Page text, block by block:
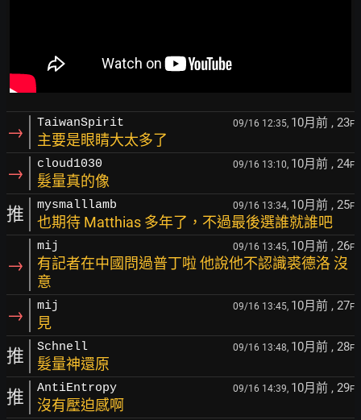
→ TaiwanSpirit 09/16 12:35, 10月前 , 23F
主要是眼睛大太多了
→ cloud1030 09/16 13:10, 10月前 , 24F
髮量真的像
推 mysmalllamb 09/16 13:34, 10月前 , 25F
也期待 Matthias 多年了，不過最後選誰就誰吧
→
mij 09/16 13:45, 10月前 , 26F
有記者在中國問過普丁啦 他說他不認識裘德洛 沒
意
→ mij 09/16 13:45, 10月前 , 27F
見
推 Schnell 09/16 13:48, 10月前 , 28F
髮量神還原
推 AntiEntropy 09/16 14:39, 10月前 , 29F
沒有壓迫感啊